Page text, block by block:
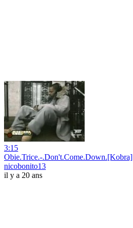
3:15
Obie.Trice.-.Don't.Come.Down.[Kobra]
nicobonito13
il y a 20 ans